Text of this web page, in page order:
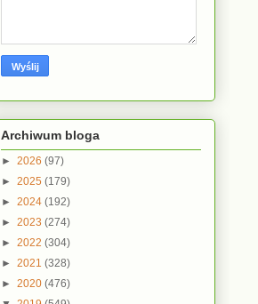
Archiwum bloga
► 2026 (97)
► 2025 (179)
► 2024 (192)
► 2023 (274)
► 2022 (304)
► 2021 (328)
► 2020 (476)